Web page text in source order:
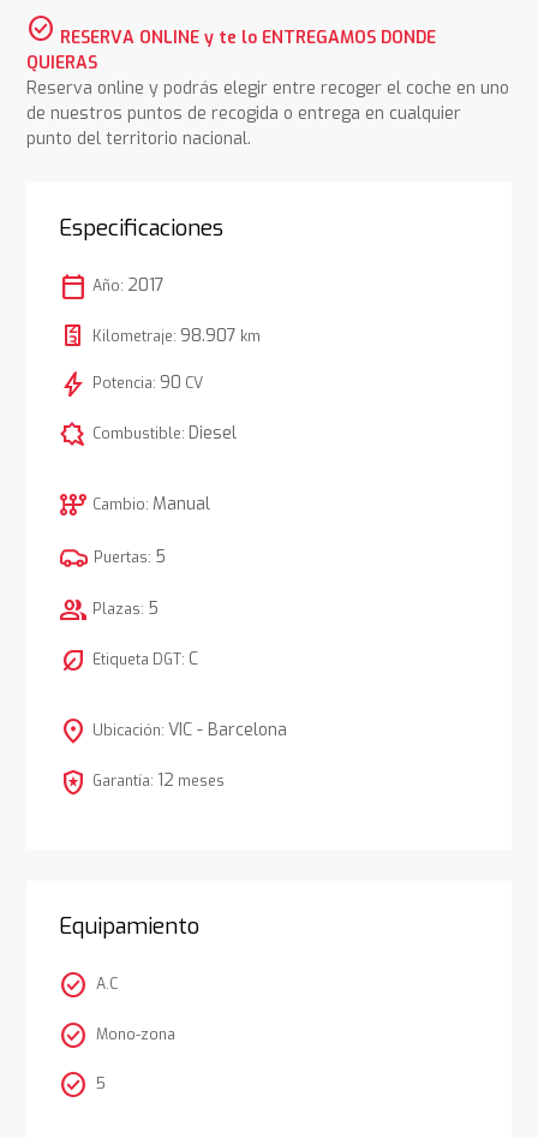
check_circle RESERVA ONLINE y te lo ENTREGAMOS DONDE
QUIERAS
Reserva online y podrás elegir entre recoger el coche en uno
de nuestros puntos de recogida o entrega en cualquier
punto del territorio nacional.
Especificaciones
calendar_today Año: 2017
Kilometraje: 98.907 km
bolt Potencia: 90 CV
comic_bubble Combustible: Diesel
auto_transmission Cambio: Manual
Puertas: 5
group Plazas: 5
nest_eco_leaf Etiqueta DGT: C
location_on Ubicación: VIC - Barcelona
local_police Garantía: 12 meses
Equipamiento
check_circle A.C
check_circle Mono-zona
check_circle 5